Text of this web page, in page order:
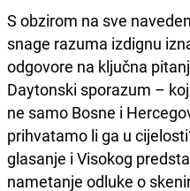
S obzirom na sve
snage razuma izdignu
odgovore na ključna
Daytonski sporazum –
ne samo Bosne i
prihvatamo li ga u
glasanje i Visokog
nametanje odluke o